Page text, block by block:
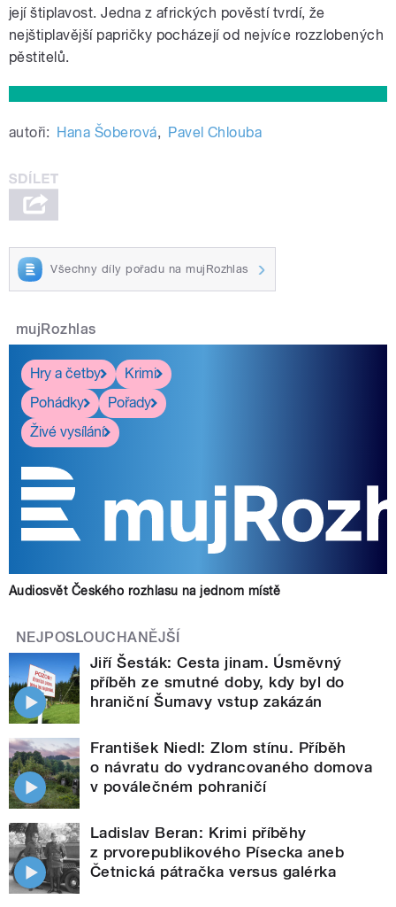
její štiplavost. Jedna z afrických pověstí tvrdí, že
nejštiplavější papričky pocházejí od nejvíce rozzlobených
pěstitelů.
autoři: Hana Šoberová, Pavel Chlouba
Všechny díly pořadu na mujRozhlas
mujRozhlas
Hry a četby
Krimi
Pohádky
Pořady
Živé vysílání
Audiosvět Českého rozhlasu na jednom místě
NEJPOSLOUCHANĚJŠÍ
Jiří Šesták: Cesta jinam. Úsměvný
příběh ze smutné doby, kdy byl do
hraniční Šumavy vstup zakázán
František Niedl: Zlom stínu. Příběh
o návratu do vydrancovaného domova
v poválečném pohraničí
Ladislav Beran: Krimi příběhy
z prvorepublikového Písecka aneb
Četnická pátračka versus galérka